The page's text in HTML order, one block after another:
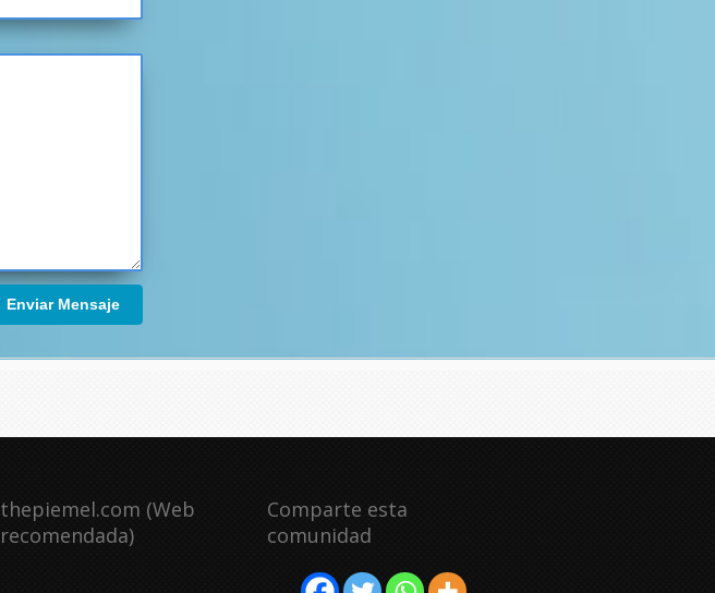
Enviar Mensaje
thepiemel.com (Web
recomendada)
Comparte esta
comunidad